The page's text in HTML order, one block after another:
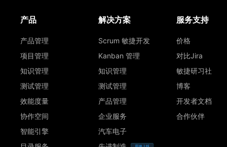
产品
产品管理
项目管理
知识管理
测试管理
效能度量
协作空间
智能引擎
解决方案
Scrum 敏捷开发
Kanban 管理
知识管理
测试管理
产品管理
企业服务
汽车电子
即将上线
服务支持
价格
对比Jira
敏捷研习社
博客
开发者文档
合作伙伴